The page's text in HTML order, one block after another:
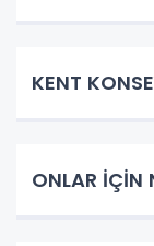
KENT
ONLAR İÇİN